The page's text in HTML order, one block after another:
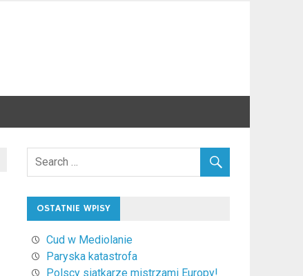
OSTATNIE WPISY
Cud w Mediolanie
Paryska katastrofa
Polscy siatkarze mistrzami Europy!